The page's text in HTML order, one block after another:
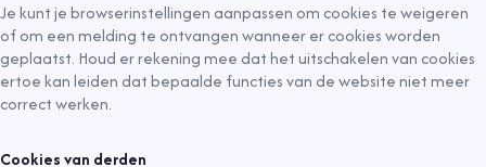
Je kunt je browserinstellingen aanpassen om cookies te weigeren
of om een melding te ontvangen wanneer er cookies worden
geplaatst. Houd er rekening mee dat het uitschakelen van cookies
ertoe kan leiden dat bepaalde functies van de website niet meer
correct werken.
Cookies van derden